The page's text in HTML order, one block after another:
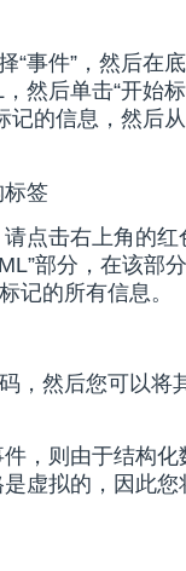
“事件”，然后在
然后单击“开始
记的信息，然后
标签
点击右上角的红
部分，在该部
记的所有信息。
，然后您可以将
，则由于结构
虚拟的，因此